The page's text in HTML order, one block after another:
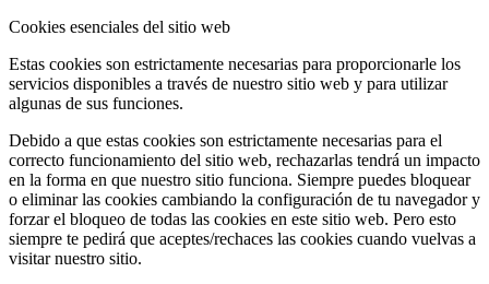
Cookies esenciales del sitio web
Estas cookies son estrictamente necesarias para proporcionarle los
servicios disponibles a través de nuestro sitio web y para utilizar
algunas de sus funciones.
Debido a que estas cookies son estrictamente necesarias para el
correcto funcionamiento del sitio web, rechazarlas tendrá un impacto
en la forma en que nuestro sitio funciona. Siempre puedes bloquear
o eliminar las cookies cambiando la configuración de tu navegador y
forzar el bloqueo de todas las cookies en este sitio web. Pero esto
siempre te pedirá que aceptes/rechaces las cookies cuando vuelvas a
visitar nuestro sitio.